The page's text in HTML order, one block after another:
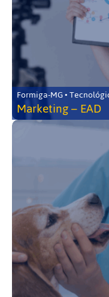
Formiga-MG •
Marketing – EAD